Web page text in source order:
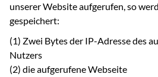
unserer Website aufgerufen, so
gespeichert:
(1) Zwei Bytes der IP-Adresse des
Nutzers
(2) die aufgerufene Webseite